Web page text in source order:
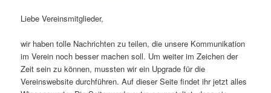
Liebe Vereinsmitglieder,
wir haben tolle Nachrichten zu teilen, die unsere Kommunikation
im Verein noch besser machen soll. Um weiter im Zeichen der
Zeit sein zu können, mussten wir ein Upgrade für die
Vereinswebsite durchführen. Auf dieser Seite findet ihr jetzt alles